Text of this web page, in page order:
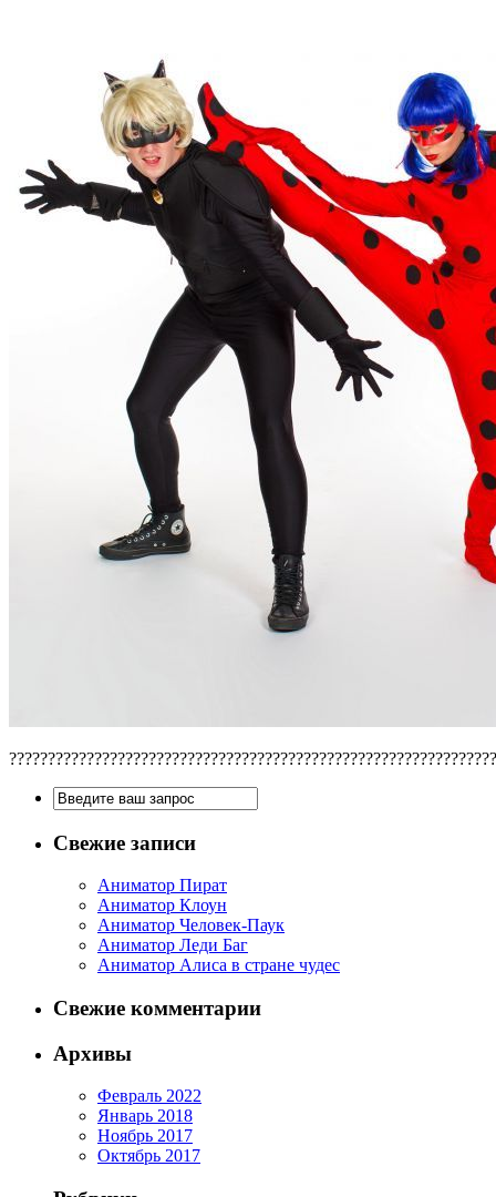
Свежие записи
Аниматор Пират
Аниматор Клоун
Аниматор Человек-Паук
Аниматор Леди Баг
Аниматор Алиса в стране чудес
Свежие комментарии
Архивы
Февраль 2022
Январь 2018
Ноябрь 2017
Октябрь 2017